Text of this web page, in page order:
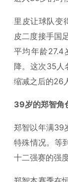
里皮让球队变
皮二度接手国
平均年龄27.4
降。这次35人
缩减之后的26
39岁的郑智角
郑智以年满39
特殊情况。等
十二强赛的强